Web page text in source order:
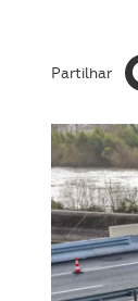
Partilhar